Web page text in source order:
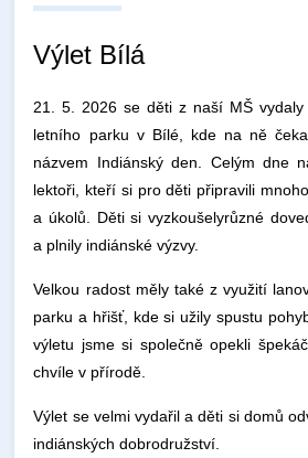
Výlet Bílá
21. 5. 2026 se děti z naší MŠ
letního parku v Bílé, kde na ně
názvem Indiánský den. Celým dne
lektoři, kteří si pro děti připravili
a úkolů. Děti si vyzkoušelyrůzné
a plnily indiánské výzvy.
Velkou radost měly také z využití
parku a hřišť, kde si užily spustu
výletu jsme si společně opekli
chvíle v přírodě.
Výlet se velmi vydařil a děti si domů
indiánských dobrodružství.